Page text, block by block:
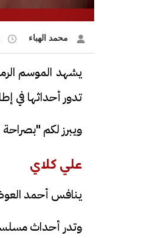
محمد الهباء
تدور أحداثها في
ويبرز لكم "بصراحة
علي كلاي
ينافس أحمد
وتدر أحداث